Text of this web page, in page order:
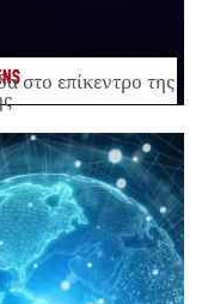
στο επίκεντρο της